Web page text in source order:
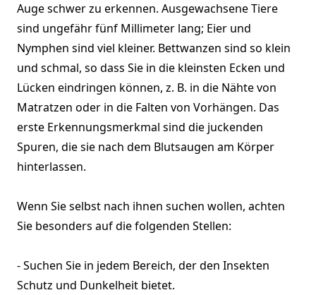
Auge schwer zu erkennen. Ausgewachsene Tiere
sind ungefähr fünf Millimeter lang; Eier und
Nymphen sind viel kleiner. Bettwanzen sind so klein
und schmal, so dass Sie in die kleinsten Ecken und
Lücken eindringen können, z. B. in die Nähte von
Matratzen oder in die Falten von Vorhängen. Das
erste Erkennungsmerkmal sind die juckenden
Spuren, die sie nach dem Blutsaugen am Körper
hinterlassen.
Wenn Sie selbst nach ihnen suchen wollen, achten
Sie besonders auf die folgenden Stellen:
- Suchen Sie in jedem Bereich, der den Insekten
Schutz und Dunkelheit bietet.